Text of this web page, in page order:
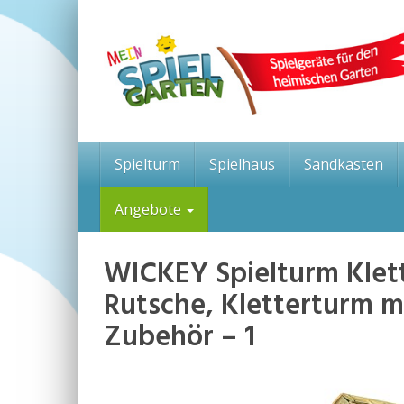
Skip
Spielturm Spielhaus Sandkasten
Angebote
WICKEY Spielturm
Rutsche, Kletterturm
Zubehör – 1